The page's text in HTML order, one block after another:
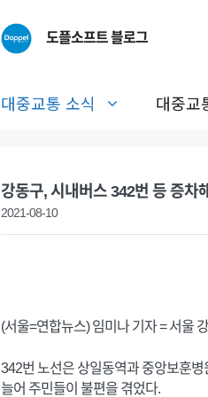
도플소프트 블로그
대중교통 소식 대중교
강동구, 시내버스 342번 등 증차
2021-08-10
(서울=연합뉴스) 임미나 기자 = 서울
342번 노선은 상일동역과 중앙보훈
늘어 주민들이 불편을 겪었다.